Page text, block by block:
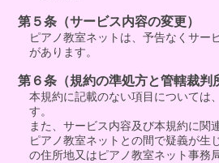
第５条（サービス内容の変更）
ピアノ教室ネットは、予告なくサー
があります。
第６条（規約の準処方と管轄裁判
本規約に記載のない項目については
す。
また、サービス内容及び本規約に関
ピアノ教室ネットとの間で疑義が生
の住所地又はピアノ教室ネット事務